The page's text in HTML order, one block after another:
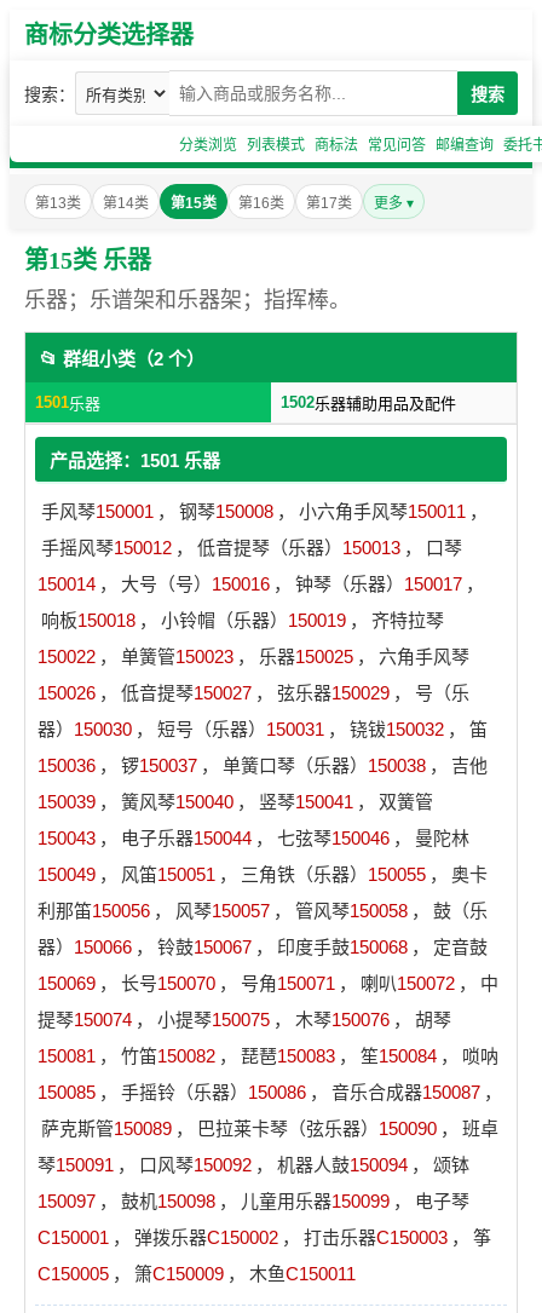
商标分类选择器
搜索： 搜索
分类浏览 列表模式 商标法 常见问答 邮编查询 委托
第13类 第14类 第15类 第16类 第17类 更多 ▾
第15类 乐器
乐器；乐谱架和乐器架；指挥棒。
📂 群组小类（2 个）
1501乐器 1502乐器辅助用品及配件
产品选择：1501 乐器
手风琴150001 ， 钢琴150008 ， 小六角手风琴150011 ，
手摇风琴150012 ， 低音提琴（乐器） 150013 ，
口琴
150014 ， 大号（号） 150016 ， 钟琴（乐器） 150017 ，
响板150018 ， 小铃帽（乐器） 150019 ，
齐特拉琴
150022 ， 单簧管150023 ， 乐器150025 ，
六角手风琴
150026 ， 低音提琴150027 ， 弦乐器150029 ，
号（乐
器） 150030 ， 短号（乐器） 150031 ， 铙钹150032 ，
笛
150036 ， 锣150037 ， 单簧口琴（乐器） 150038 ，
吉他
150039 ， 簧风琴150040 ， 竖琴150041 ，
双簧管
150043 ， 电子乐器150044 ， 七弦琴150046 ，
曼陀林
150049 ， 风笛150051 ， 三角铁（乐器） 150055 ，
奥卡
利那笛150056 ， 风琴150057 ， 管风琴150058 ，
鼓（乐
器） 150066 ， 铃鼓150067 ， 印度手鼓150068 ，
定音鼓
150069 ， 长号150070 ， 号角150071 ， 喇叭150072 ，
中
提琴150074 ， 小提琴150075 ， 木琴150076 ，
胡琴
150081 ， 竹笛150082 ， 琵琶150083 ， 笙150084 ，
唢呐
150085 ， 手摇铃（乐器） 150086 ， 音乐合成器150087 ，
萨克斯管150089 ， 巴拉莱卡琴（弦乐器） 150090 ，
班卓
琴150091 ， 口风琴150092 ， 机器人鼓150094 ，
颂钵
150097 ， 鼓机150098 ， 儿童用乐器150099 ，
电子琴
C150001 ， 弹拨乐器C150002 ， 打击乐器C150003 ，
筝
C150005 ， 箫C150009 ， 木鱼C150011